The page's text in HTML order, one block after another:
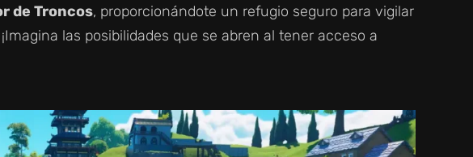
de Troncos, proporcionándote un refugio seguro para vigilar
las posibilidades que se abren al tener acceso a